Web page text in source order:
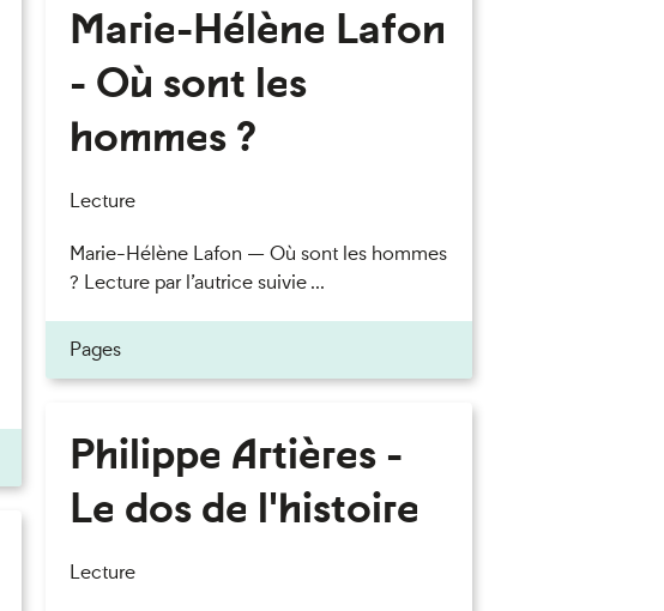
Marie-Hélène Lafon
- Où sont les
hommes ?
Lecture
Marie-Hélène Lafon — Où sont les hommes
? Lecture par l’autrice suivie ...
Pages
Philippe Artières -
Le dos de l'histoire
Lecture